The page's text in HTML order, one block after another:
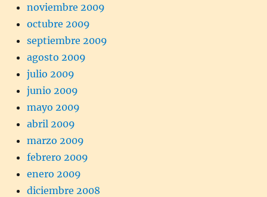
noviembre 2009
octubre 2009
septiembre 2009
agosto 2009
julio 2009
junio 2009
mayo 2009
abril 2009
marzo 2009
febrero 2009
enero 2009
diciembre 2008